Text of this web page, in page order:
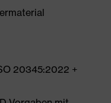
20345:2022 +